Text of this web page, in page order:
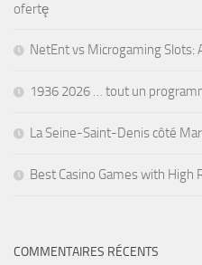
ofertę
NetEnt vs Microgaming Slots:
1936 2026 … tout un
La Seine-Saint-Denis côté
Best Casino Games with High
COMMENTAIRES RÉCENTS